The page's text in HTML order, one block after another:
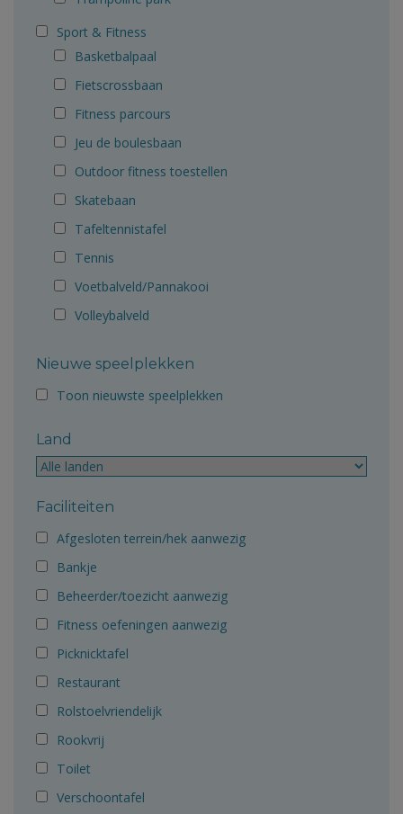
Sport & Fitness
Basketbalpaal
Fietscrossbaan
Fitness parcours
Jeu de boulesbaan
Outdoor fitness toestellen
Skatebaan
Tafeltennistafel
Tennis
Voetbalveld/Pannakooi
Volleybalveld
Nieuwe speelplekken
Toon nieuwste speelplekken
Land
Faciliteiten
Afgesloten terrein/hek aanwezig
Bankje
Beheerder/toezicht aanwezig
Fitness oefeningen aanwezig
Picknicktafel
Restaurant
Rolstoelvriendelijk
Rookvrij
Toilet
Verschoontafel